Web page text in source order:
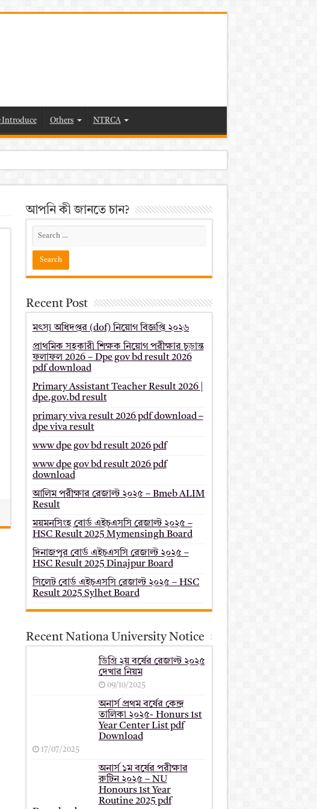
Introduce Others NTRCA
আপনি কী জানতে চান?
Recent Post
মৎস্য অধিদপ্তর (dof) নিয়োগ বিজ্ঞপ্তি ২০২৬
প্রাথমিক সহকারী শিক্ষক নিয়োগ পরীক্ষার চূড়ান্ত
ফলাফল 2026 – Dpe gov bd result 2026
pdf download
Primary Assistant Teacher Result 2026 |
dpe.gov.bd result
primary viva result 2026 pdf download –
dpe viva result
www dpe gov bd result 2026 pdf
www dpe gov bd result 2026 pdf
download
আলিম পরীক্ষার রেজাল্ট ২০২৫ – Bmeb ALIM
Result
ময়মনসিংহ বোর্ড এইচএসসি রেজাল্ট ২০২৫ –
HSC Result 2025 Mymensingh Board
দিনাজপুর বোর্ড এইচএসসি রেজাল্ট ২০২৫ –
HSC Result 2025 Dinajpur Board
সিলেট বোর্ড এইচএসসি রেজাল্ট ২০২৫ – HSC
Result 2025 Sylhet Board
Recent Nationa University Notice
ডিগ্রি ২য় বর্ষের রেজাল্ট ২০২৫
দেখার নিয়ম
09/10/2025
অনার্স প্রথম বর্ষের কেন্দ্র
তালিকা ২০২৫- Honurs 1st
Year Center List pdf
Download
17/07/2025
অনার্স ১ম বর্ষের পরীক্ষার
রুটিন ২০২৫ – NU
Honours 1st Year
Routine 2025 pdf